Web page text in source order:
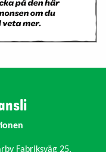
Fabriksväg 25,